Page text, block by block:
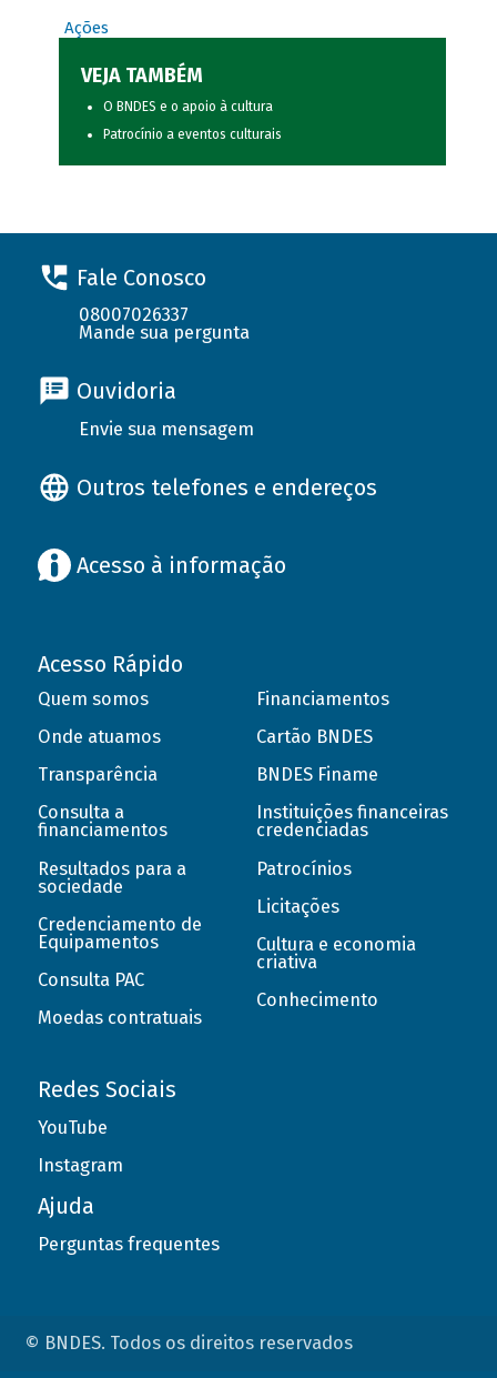
Ações
VEJA TAMBÉM
O BNDES e o apoio à cultura
Patrocínio a eventos culturais
Fale Conosco
08007026337
Mande sua pergunta
Ouvidoria
Envie sua mensagem
Outros telefones e endereços
Acesso à informação
Acesso Rápido
Quem somos
Onde atuamos
Transparência
Consulta a
financiamentos
Resultados para a
sociedade
Credenciamento de
Equipamentos
Consulta PAC
Moedas contratuais
Financiamentos
Cartão BNDES
BNDES Finame
Instituições financeiras
credenciadas
Patrocínios
Licitações
Cultura e economia
criativa
Conhecimento
Redes Sociais
YouTube
Instagram
Ajuda
Perguntas frequentes
© BNDES. Todos os direitos reservados